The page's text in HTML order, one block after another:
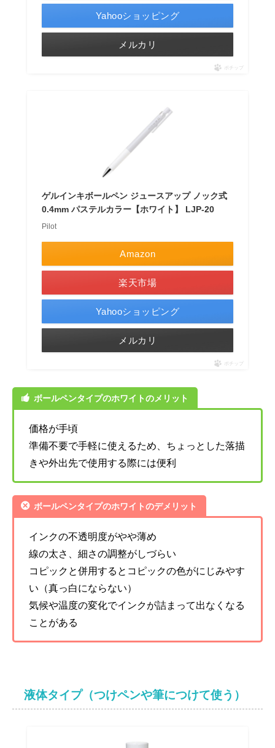
Yahooショッピング
メルカリ
ポチップ
ゲルインキボールペン ジュースアップ ノック式
0.4mm パステルカラー【ホワイト】 LJP-20
Pilot
Amazon
楽天市場
Yahooショッピング
メルカリ
ポチップ
ボールペンタイプのホワイトのメリット
価格が手頃
準備不要で手軽に使えるため、ちょっとした落描
きや外出先で使用する際には便利
ボールペンタイプのホワイトのデメリット
インクの不透明度がやや薄め
線の太さ、細さの調整がしづらい
コピックと併用するとコピックの色がにじみやす
い（真っ白にならない）
気候や温度の変化でインクが詰まって出なくなる
ことがある
液体タイプ（つけペンや筆につけて使う）